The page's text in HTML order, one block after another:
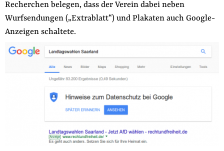
Recherchen belegen, dass der Verein dabei neben
Wurfsendungen („Extrablatt“) und Plakaten auch Google-
Anzeigen schaltete.